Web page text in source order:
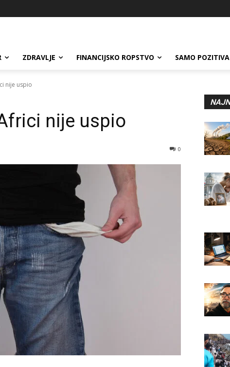
ZDRAVLJE FINANCIJSKO ROPSTVO SAMO POZITIVA
nije uspio
nije uspio
0